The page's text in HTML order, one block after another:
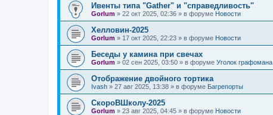
Ивенты типа "Gather" и "справедливость"
Gorlum » 22 окт 2025, 02:36 » в форуме Новости
Хелловин-2025
Gorlum » 17 окт 2025, 22:23 » в форуме Новости
Беседы у камина при свечах
Gorlum » 02 сен 2025, 03:50 » в форуме Уголок графомана
Отображение двойного тортика
Ivash » 27 авг 2025, 13:38 » в форуме Багрепорты
СкороВШколу-2025
Gorlum » 23 авг 2025, 04:45 » в форуме Новости